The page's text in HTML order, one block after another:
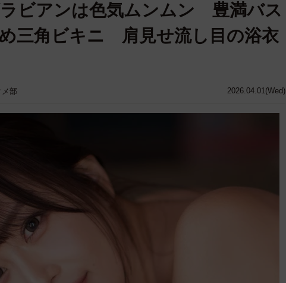
2026.04.01(Wed)
ビアンは色気ムンムン 豊満バス
め三角ビキニ 肩見せ流し目の浴衣
部